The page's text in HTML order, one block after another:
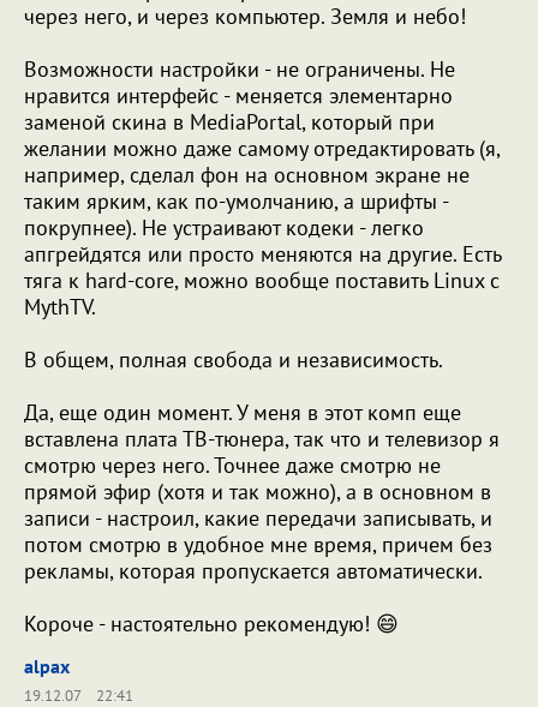
через него, и через компьютер. Земля и небо!
Возможности настройки - не ограничены. Не
нравится интерфейс - меняется элементарно
заменой скина в MediaPortal, который при
желании можно даже самому отредактировать (я,
например, сделал фон на основном экране не
таким ярким, как по-умолчанию, а шрифты -
покрупнее). Не устраивают кодеки - легко
апгрейдятся или просто меняются на другие. Есть
тяга к hard-core, можно вообще поставить Linux с
MythTV.
В общем, полная свобода и независимость.
Да, еще один момент. У меня в этот комп еще
вставлена плата ТВ-тюнера, так что и телевизор я
смотрю через него. Точнее даже смотрю не
прямой эфир (хотя и так можно), а в основном в
записи - настроил, какие передачи записывать, и
потом смотрю в удобное мне время, причем без
рекламы, которая пропускается автоматически.
Короче - настоятельно рекомендую! 😄
alpax
19.12.07
22:41